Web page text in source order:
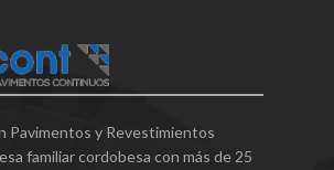
Pavimentos y Revestimientos
familiar cordobesa con más de 25